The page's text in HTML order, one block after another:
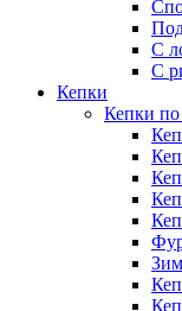
С
С
Кепки
Кепки